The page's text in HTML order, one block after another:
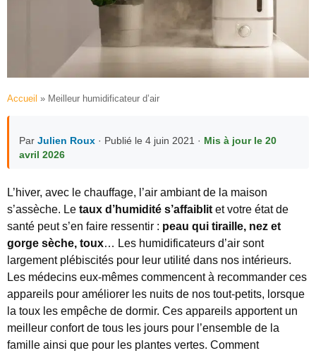
Accueil » Meilleur humidificateur d’air
Par Julien Roux · Publié le 4 juin 2021 · Mis à jour le 20
avril 2026
L’hiver, avec le chauffage, l’air ambiant de la maison
s’assèche. Le taux d’humidité s’affaiblit et votre état de
santé peut s’en faire ressentir : peau qui tiraille, nez et
gorge sèche, toux… Les humidificateurs d’air sont
largement plébiscités pour leur utilité dans nos intérieurs.
Les médecins eux-mêmes commencent à recommander ces
appareils pour améliorer les nuits de nos tout-petits, lorsque
la toux les empêche de dormir. Ces appareils apportent un
meilleur confort de tous les jours pour l’ensemble de la
famille ainsi que pour les plantes vertes. Comment